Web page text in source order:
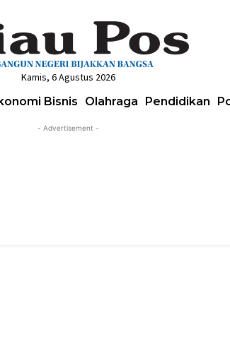
Kamis, 6 Agustus 2026
Bisnis Olahraga Pendidikan
- Advertisement -